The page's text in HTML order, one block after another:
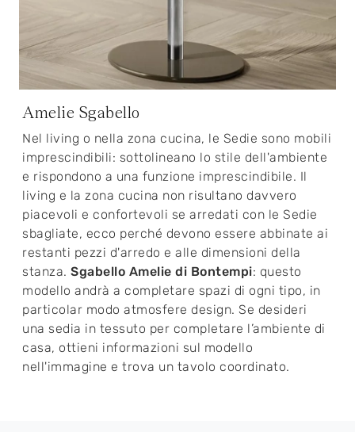
Amelie Sgabello
Nel living o nella zona cucina, le Sedie sono mobili
imprescindibili: sottolineano lo stile dell'ambiente
e rispondono a una funzione imprescindibile. Il
living e la zona cucina non risultano davvero
piacevoli e confortevoli se arredati con le Sedie
sbagliate, ecco perché devono essere abbinate ai
restanti pezzi d'arredo e alle dimensioni della
stanza. Sgabello Amelie di Bontempi: questo
modello andrà a completare spazi di ogni tipo, in
particolar modo atmosfere design. Se desideri
una sedia in tessuto per completare l’ambiente di
casa, ottieni informazioni sul modello
nell'immagine e trova un tavolo coordinato.